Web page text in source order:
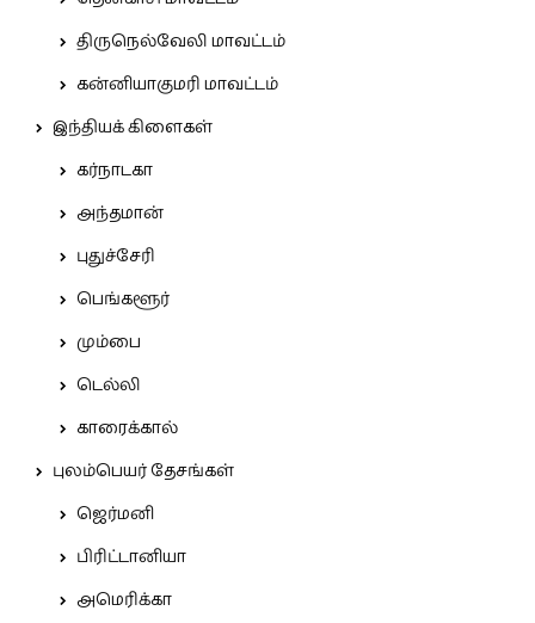
திருநெல்வேலி மாவட்டம்
கன்னியாகுமரி மாவட்டம்
இந்தியக் கிளைகள்
கர்நாடகா
அந்தமான்
புதுச்சேரி
பெங்களூர்
மும்பை
டெல்லி
காரைக்கால்
புலம்பெயர் தேசங்கள்
ஜெர்மனி
பிரிட்டானியா
அமெரிக்கா